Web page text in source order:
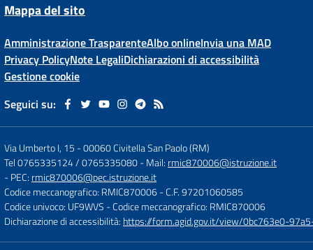
Mappa del sito
Amministrazione TrasparenteAlbo onlineInvia una MAD
Privacy PolicyNote LegaliDichiarazioni di accessibilità
Gestione cookie
Seguici su:
Via Umberto I, 15 -00060 Civitella San Paolo (RM)
Tel 0765335124 / 0765335080- Mail: rmic870006@istruzione.it
- PEC: rmic870006@pec.istruzione.it
Codice meccanografico: RMIC870006- C.F. 97201060585
Codice univoco: UF9WVS - Codice meccanografico: RMIC870006
Dichiarazione di accessibilità: https://form.agid.gov.it/view/0bc763e0-